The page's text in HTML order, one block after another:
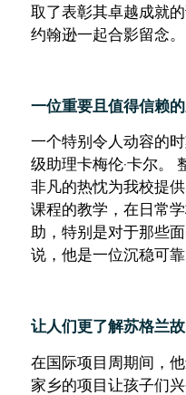
取了表彰其卓越成就
约翰逊一起合影留念。
一位重要且值得信赖
一个特别令人动容的
级助理卡梅伦·卡尔。
非凡的热忱为我校提
课程的教学，在日常
助，特别是对于那些
说，他是一位沉稳可靠
让人们更了解苏格兰
在国际项目周期间，
家乡的项目让孩子们